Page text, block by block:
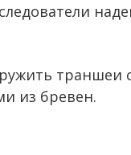
траншеи
из бревен.